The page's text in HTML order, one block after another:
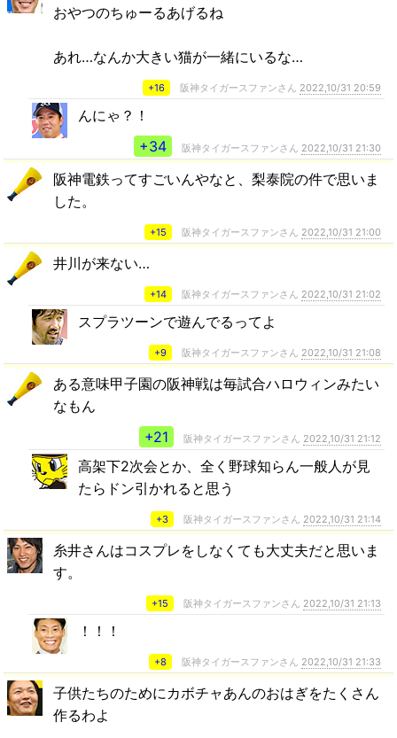
おやつのちゅーるあげるね
あれ…なんか大きい猫が一緒にいるな…
+16 阪神タイガースファンさん 2022,10/31 20:59
んにゃ？！
+34
阪神タイガースファンさん 2022,10/31 21:30
阪神電鉄ってすごいんやなと、梨泰院の件で思いま
した。
+15 阪神タイガースファンさん 2022,10/31 21:00
井川が来ない…
+14 阪神タイガースファンさん 2022,10/31 21:02
スプラツーンで遊んでるってよ
+9 阪神タイガースファンさん 2022,10/31 21:08
ある意味甲子園の阪神戦は毎試合ハロウィンみたい
なもん
+21
阪神タイガースファンさん 2022,10/31 21:12
高架下2次会とか、全く野球知らん一般人が見
たらドン引かれると思う
+3 阪神タイガースファンさん 2022,10/31 21:14
糸井さんはコスプレをしなくても大丈夫だと思いま
す。
+15 阪神タイガースファンさん 2022,10/31 21:13
！！！
+8 阪神タイガースファンさん 2022,10/31 21:33
子供たちのためにカボチャあんのおはぎをたくさん
作るわよ